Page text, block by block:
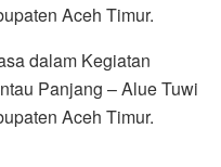
Aceh Timur.
dalam Kegiatan
Panjang – Alue Tuwi
Aceh Timur.